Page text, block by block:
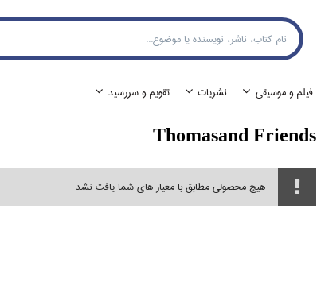
فيلم و موسيقي نشريات تقويم و سررسيد
Thomasand Friends
هیچ محصولی مطابق با معیار های شما یافت نشد